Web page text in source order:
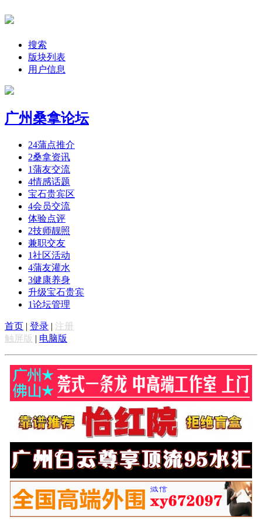
搜索
版块列表
用户信息
广州桑拿论坛
24蒲点推介
2桑拿资讯
1蒲友交流
4情感话题
宝石贵宾区
4会员交流
体验点评
2技师靓照
兼职交友
1社区活动
4蒲友灌水
3健康养身
升级宝石贵宾
1论坛管理
首页 | 登录 | 注册
触屏版 | 电脑版